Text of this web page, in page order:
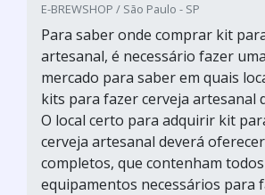
E-BREWSHOP / São Paulo - SP
Para saber onde comprar kit
artesanal, é necessário fazer
mercado para saber em quais
kits para fazer cerveja artesanal
O local certo para adquirir kit
cerveja artesanal deverá
completos, que contenham
equipamentos necessários para